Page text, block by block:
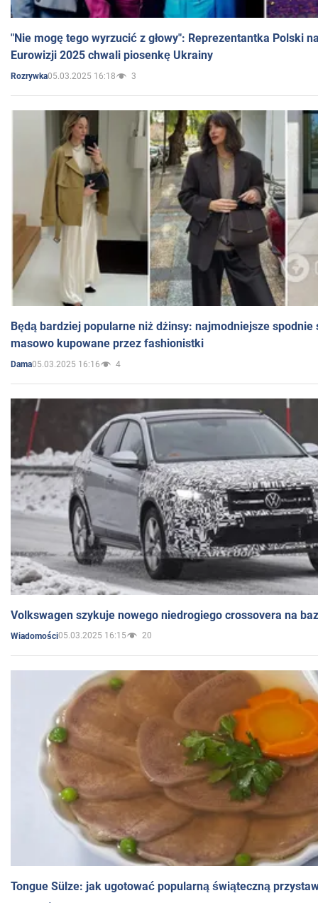
"Nie mogę tego wyrzucić z głowy": Reprezentantka Polski
Eurowizji 2025 chwali piosenkę Ukrainy
Rozrywka05.03.2025 16:18 3
Będą bardziej popularne niż dżinsy: najmodniejsze spodnie
masowo kupowane przez fashionistki
Dama05.03.2025 16:16 4
Volkswagen szykuje nowego niedrogiego crossovera na
Wiadomości05.03.2025 16:15 20
Tongue Sülze: jak ugotować popularną świąteczną